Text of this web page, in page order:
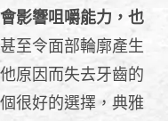
影響咀嚼能力，也
甚至令面部輪廓產生
原因而失去牙齒的
很好的選擇，典雅